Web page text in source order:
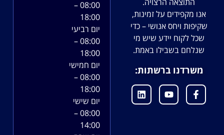
אנו מקפידים על זמינות,
שקיפות ויחס אנושי – כדי
שכל לקוח יידע שיש מי
שנלחם בשבילו באמת.
משרדנו ברשתות:
08:00 –
18:00
יום רביעי
08:00 –
18:00
יום חמישי
08:00 –
18:00
יום שישי
08:00 –
14:00